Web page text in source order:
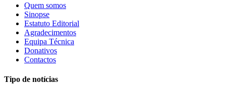
Quem somos
Sinopse
Estatuto Editorial
Agradecimentos
Equipa Técnica
Donativos
Contactos
Tipo de notícias